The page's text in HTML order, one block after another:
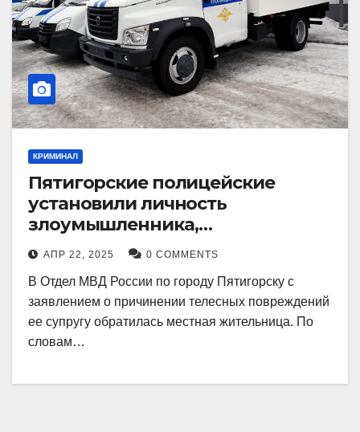
КРИМИНАЛ
Пятигорские полицейские
установили личность
злоумышленника,
причинившего телесные
повреждения местному жителю
АПР 22, 2025 0 COMMENTS
В Отдел МВД России по городу Пятигорску с
заявлением о причинении телесных повреждений
ее супругу обратилась местная жительница. По
словам…